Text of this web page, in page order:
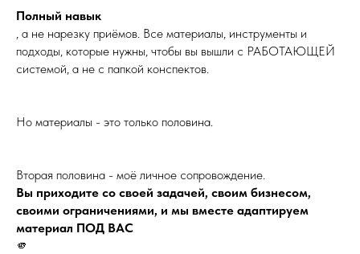
Полный навык
, а не нарезку приёмов. Все материалы, инструменты и
подходы, которые нужны, чтобы вы вышли с РАБОТАЮЩЕЙ
системой, а не с папкой конспектов.
Но материалы - это только половина.
Вторая половина - моё личное сопровождение.
Вы приходите со своей задачей, своим бизнесом,
своими ограничениями, и мы вместе адаптируем
материал ПОД ВАС
🫵